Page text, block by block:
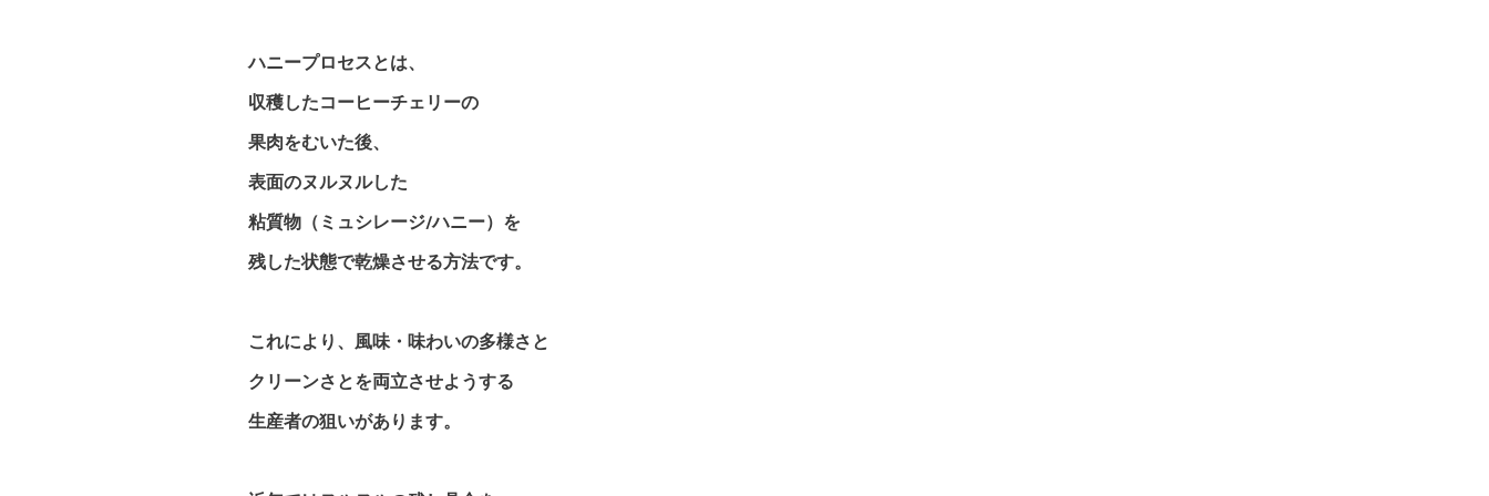
ハニープロセスとは、
収穫したコーヒーチェリーの
果肉をむいた後、
表面のヌルヌルした
粘質物（ミュシレージ/ハニー）を
残した状態で乾燥させる方法です。
これにより、風味・味わいの多様さと
クリーンさとを両立させようする
生産者の狙いがあります。